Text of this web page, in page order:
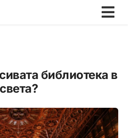
библиотека в
света?